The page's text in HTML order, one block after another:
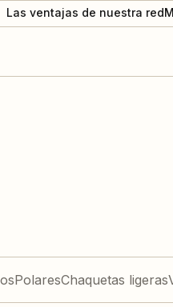
Las ventajas de nuestra red
PolaresChaquetas ligeras